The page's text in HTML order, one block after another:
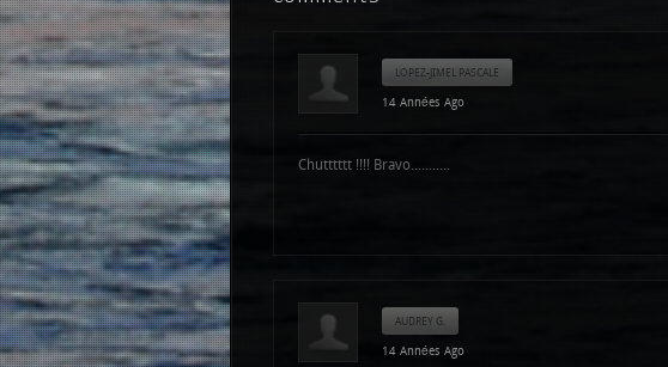
LOPEZ-JIMEL PASCALE
14 Années Ago
Chutttttt !!!! Bravo...........
AUDREY G.
14 Années Ago